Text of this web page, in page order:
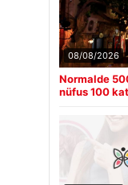
08/08/2026
Normalde
nüfus 100